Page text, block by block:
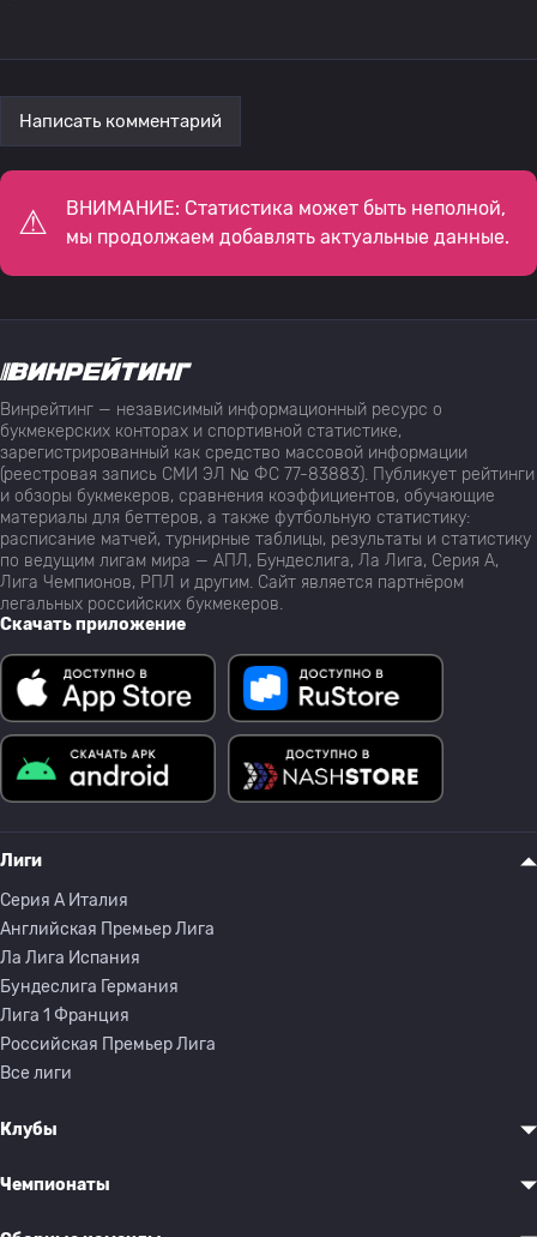
Написать комментарий
ВНИМАНИЕ: Статистика может быть неполной,
мы продолжаем добавлять актуальные данные.
Винрейтинг — независимый информационный ресурс о
букмекерских конторах и спортивной статистике,
зарегистрированный как средство массовой информации
(реестровая запись СМИ ЭЛ № ФС 77-83883). Публикует рейтинги
и обзоры букмекеров, сравнения коэффициентов, обучающие
материалы для беттеров, а также футбольную статистику:
расписание матчей, турнирные таблицы, результаты и статистику
по ведущим лигам мира — АПЛ, Бундеслига, Ла Лига, Серия А,
Лига Чемпионов, РПЛ и другим. Сайт является партнёром
легальных российских букмекеров.
Скачать приложение
Лиги
Серия A Италия
Английская Премьер Лига
Ла Лига Испания
Бундеслига Германия
Лига 1 Франция
Российская Премьер Лига
Все лиги
Клубы
Чемпионаты